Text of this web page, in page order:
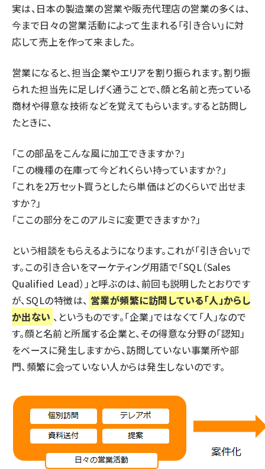
実は、日本の製造業の営業や販売代理店の営業の多くは、
今まで日々の営業活動によって生まれる「引き合い」に対
応して売上を作って来ました。
営業になると、担当企業やエリアを割り振られます。割り振
られた担当先に足しげく通うことで、顔と名前と売っている
商材や得意な技術などを覚えてもらいます。すると訪問し
たときに、
「この部品をこんな風に加工できますか？」
「この機種の在庫って今どれくらい持っていますか？」
「これを2万セット買うとしたら単価はどのくらいで出せま
すか？」
「ここの部分をこのアルミに変更できますか？」
という相談をもらえるようになります。これが「引き合い」で
す。この引き合いをマーケティング用語で「SQL（Sales
Qualified Lead）」と呼ぶのは、前回も説明したとおりです
が、SQLの特徴は、 営業が頻繁に訪問している「人」からし
か出ない 、というものです。「企業」ではなくて「人」なので
す。顔と名前と所属する企業と、その得意な分野の「認知」
をベースに発生しますから、訪問していない事業所や部
門、頻繁に会っていない人からは発生しないのです。